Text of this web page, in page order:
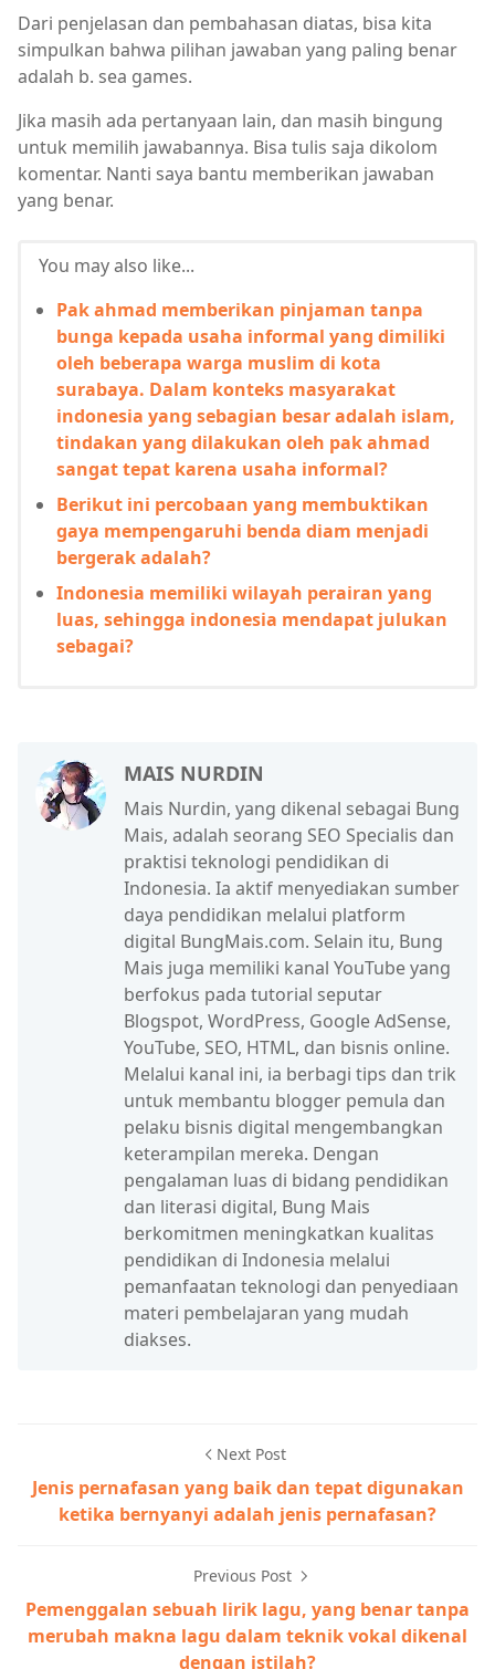
Dari penjelasan dan pembahasan diatas, bisa kita
simpulkan bahwa pilihan jawaban yang paling benar
adalah b. sea games.
Jika masih ada pertanyaan lain, dan masih bingung
untuk memilih jawabannya. Bisa tulis saja dikolom
komentar. Nanti saya bantu memberikan jawaban
yang benar.
You may also like...
Pak ahmad memberikan pinjaman tanpa
bunga kepada usaha informal yang dimiliki
oleh beberapa warga muslim di kota
surabaya. Dalam konteks masyarakat
indonesia yang sebagian besar adalah islam,
tindakan yang dilakukan oleh pak ahmad
sangat tepat karena usaha informal?
Berikut ini percobaan yang membuktikan
gaya mempengaruhi benda diam menjadi
bergerak adalah?
Indonesia memiliki wilayah perairan yang
luas, sehingga indonesia mendapat julukan
sebagai?
MAIS NURDIN
Mais Nurdin, yang dikenal sebagai Bung
Mais, adalah seorang SEO Specialis dan
praktisi teknologi pendidikan di
Indonesia. Ia aktif menyediakan sumber
daya pendidikan melalui platform
digital BungMais.com. Selain itu, Bung
Mais juga memiliki kanal YouTube yang
berfokus pada tutorial seputar
Blogspot, WordPress, Google AdSense,
YouTube, SEO, HTML, dan bisnis online.
Melalui kanal ini, ia berbagi tips dan trik
untuk membantu blogger pemula dan
pelaku bisnis digital mengembangkan
keterampilan mereka. Dengan
pengalaman luas di bidang pendidikan
dan literasi digital, Bung Mais
berkomitmen meningkatkan kualitas
pendidikan di Indonesia melalui
pemanfaatan teknologi dan penyediaan
materi pembelajaran yang mudah
diakses.
Next Post
Jenis pernafasan yang baik dan tepat digunakan
ketika bernyanyi adalah jenis pernafasan?
Previous Post
Pemenggalan sebuah lirik lagu, yang benar tanpa
merubah makna lagu dalam teknik vokal dikenal
dengan istilah?